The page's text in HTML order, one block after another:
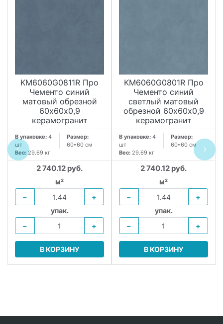
KM6060G0811R Про
Чементо синий
матовый обрезной
60х60x0,9
керамогранит
В упаковке: 4
шт
Размер:
60*60 см
Вес: 29.69 кг
2 740.12 руб.
м²
−
+
упак.
−
+
В КОРЗИНУ
KM6060G0801R Про
Чементо синий
светлый матовый
обрезной 60х60x0,9
керамогранит
В упаковке: 4
шт
Размер:
60*60 см
Вес: 29.69 кг
2 740.12 руб.
м²
−
+
упак.
−
+
В КОРЗИНУ